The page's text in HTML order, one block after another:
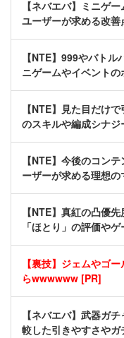
【ネバエバ】ミニゲ
ユーザーが求める改善
【NTE】999やバト
ニゲームやイベント
【NTE】見た目だけ
のスキルや編成シナ
【NTE】今後のコン
ーザーが求める理想
【NTE】真紅の凸優
「ほとり」の評価や
【裏技】ジェムやゴ
らwwwwww [PR]
【ネバエバ】武器ガ
較した引きやすさや